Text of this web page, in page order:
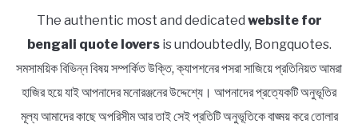
The authentic most and dedicated website for
bengali quote loversis undoubtedly, Bongquotes.
সমসাময়িক বিভিন্ন বিষয় সম্পর্কিত উক্তি, ক্যাপশনের পসরা সাজিয়ে প্রতিনিয়ত আমরা
হাজির হয়ে যাই আপনাদের মনোরঞ্জনের উদ্দেশ্যে। আপনাদের প্রত্যেকটি অনুভূতির
মূল্য আমাদের কাছে অপরিসীম আর তাই সেই প্রতিটি অনুভূতিকে বাঙ্ময় করে তোলার